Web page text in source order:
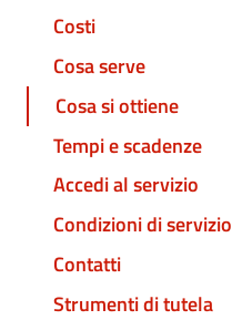
Costi
Cosa serve
Cosa si ottiene
Tempi e scadenze
Accedi al servizio
Condizioni di servizio
Contatti
Strumenti di tutela